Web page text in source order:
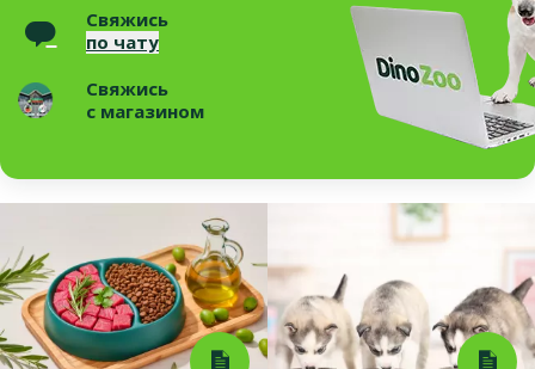
Свяжись
по чату
Свяжись
с магазином